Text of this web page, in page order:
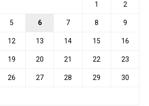
1 2
5 6 7 8 9
12 13 14 15 16
19 20 21 22 23
26 27 28 29 30